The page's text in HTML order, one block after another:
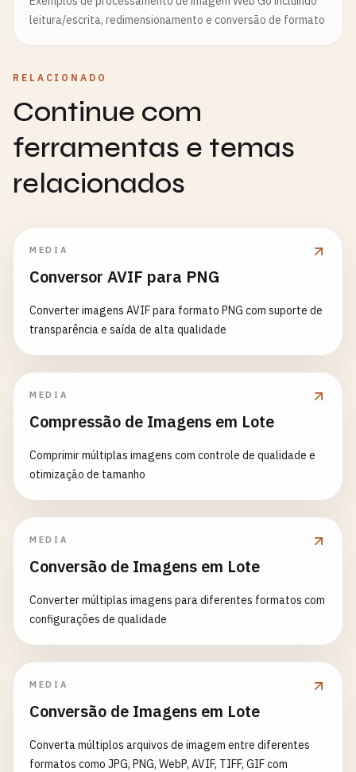
leitura/escrita, redimensionamento e conversão de formato
RELACIONADO
Continue com
ferramentas e temas
relacionados
MEDIA
Conversor AVIF para PNG
Converter imagens AVIF para formato PNG com suporte de
transparência e saída de alta qualidade
MEDIA
Compressão de Imagens em Lote
Comprimir múltiplas imagens com controle de qualidade e
otimização de tamanho
MEDIA
Conversão de Imagens em Lote
Converter múltiplas imagens para diferentes formatos com
configurações de qualidade
MEDIA
Conversão de Imagens em Lote
Converta múltiplos arquivos de imagem entre diferentes
formatos como JPG, PNG, WebP, AVIF, TIFF, GIF com